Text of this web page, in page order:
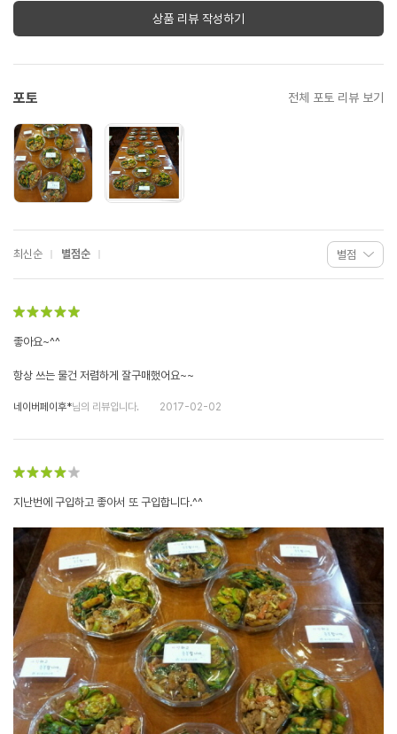
상품 리뷰 작성하기
포토 전체 포토 리뷰 보기
최신순 별점순
좋아요~^^
항상 쓰는 물건 저렴하게 잘구매했어요~~
네이버페이후*님의 리뷰입니다. 2017-02-02
지난번에 구입하고 좋아서 또 구입합니다.^^